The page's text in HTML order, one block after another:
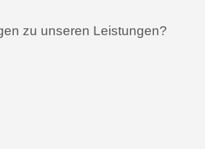
zu unseren Leistungen?